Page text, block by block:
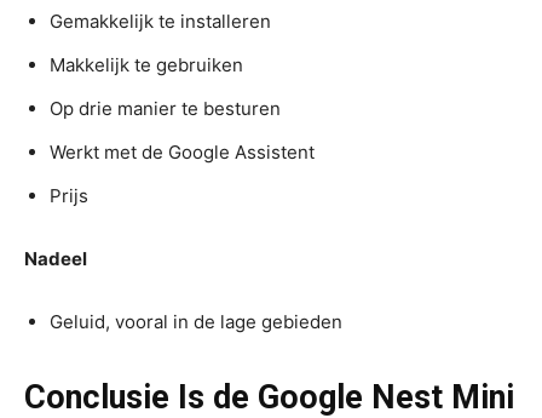
Gemakkelijk te installeren
Makkelijk te gebruiken
Op drie manier te besturen
Werkt met de Google Assistent
Prijs
Nadeel
Geluid, vooral in de lage gebieden
Conclusie Is de Google Nest Mini